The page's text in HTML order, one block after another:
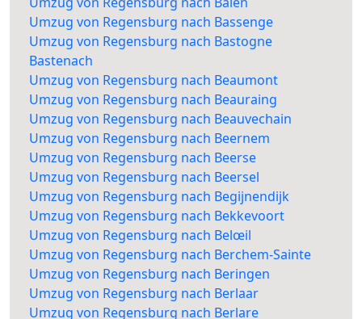
Umzug von Regensburg nach Bassenge
Umzug von Regensburg nach Bastogne
Bastenach
Umzug von Regensburg nach Beaumont
Umzug von Regensburg nach Beauraing
Umzug von Regensburg nach Beauvechain
Umzug von Regensburg nach Beernem
Umzug von Regensburg nach Beerse
Umzug von Regensburg nach Beersel
Umzug von Regensburg nach Begijnendijk
Umzug von Regensburg nach Bekkevoort
Umzug von Regensburg nach Belœil
Umzug von Regensburg nach Berchem-Sainte
Umzug von Regensburg nach Beringen
Umzug von Regensburg nach Berlaar
Umzug von Regensburg nach Berlare